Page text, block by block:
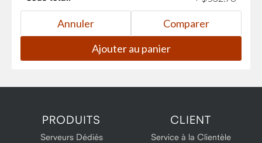
PRODUITS
Serveurs Dédiés
CLIENT
Service à la Clientèle